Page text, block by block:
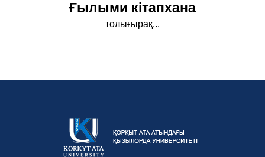
Ғылыми кітапхана
толығырақ...